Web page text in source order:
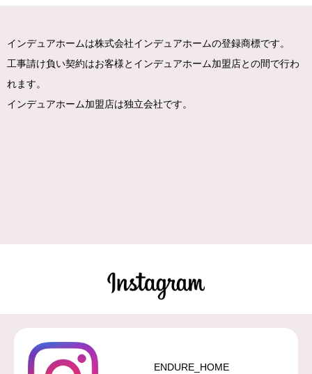
インデュアホームは株式会社インデュアホームの登録商標です。
工事請け負い契約はお客様とインデュアホーム加盟店との間で行わ
れます。
インデュアホーム加盟店は独立会社です。
ENDURE_HOME